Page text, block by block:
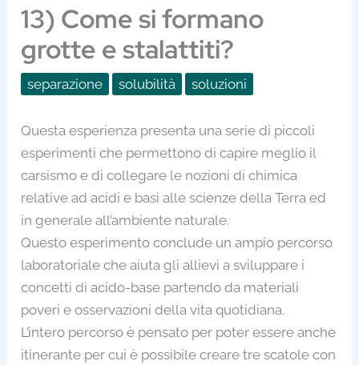
13) Come si formano
grotte e stalattiti?
separazione solubilità soluzioni
Questa esperienza presenta una serie di piccoli
esperimenti che permettono di capire meglio il
carsismo e di collegare le nozioni di chimica
relative ad acidi e basi alle scienze della Terra ed
in generale all’ambiente naturale.
Questo esperimento conclude un ampio percorso
laboratoriale che aiuta gli allievi a sviluppare i
concetti di acido-base partendo da materiali
poveri e osservazioni della vita quotidiana.
L’intero percorso è pensato per poter essere anche
itinerante per cui è possibile creare tre scatole con